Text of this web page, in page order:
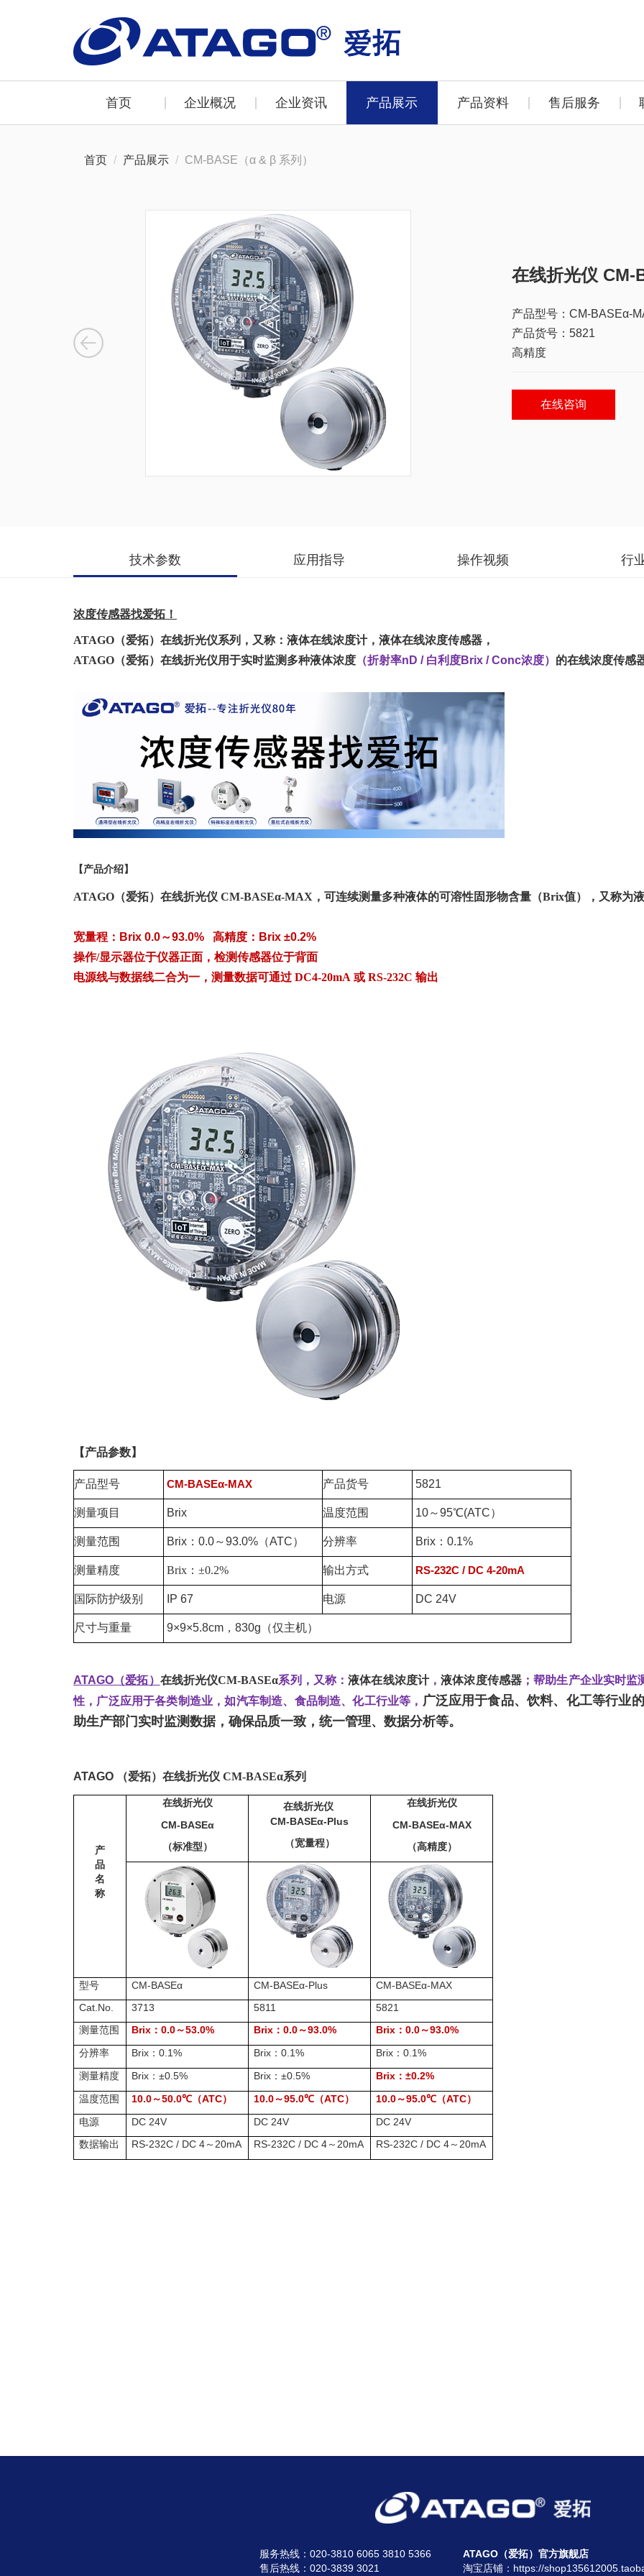
首页 企业概况 企业资讯 产品展示 产品资料 售后服务
首页 产品展示 CM-BASE（α & β 系列）
在线折光仪 CM-
产品型号：CM-BASEα-
产品货号：5821
高精度
在线咨询
技术参数 应用指导 操作视频 行
浓度传感器找爱拓！
ATAGO（爱拓）在线折光仪系列，又称：液体在线浓度计，液体在线浓度传感器，
ATAGO（爱拓）在线折光仪用于实时监测多种液体浓度 （折射率nD / 白利度Brix / Conc浓度） 的在线浓度传感
【产品介绍】
ATAGO（爱拓）在线折光仪 CM-BASEα-MAX，可连续测量多种液体的可溶性固形物含量（Brix值），又称为液
宽量程：Brix 0.0～93.0% 高精度：Brix ±0.2%
操作/显示器位于仪器正面，检测传感器位于背面
电源线与数据线二合为一，测量数据可通过 DC4-20mA 或 RS-232C 输出
【产品参数】
产品型号 CM-BASEα-MAX 产品货号 5821
测量项目 Brix 温度范围 10～95℃(ATC）
测量范围 Brix：0.0～93.0%（ATC） 分辨率 Brix：0.1%
测量精度 Brix：±0.2% 输出方式 RS-232C / DC 4-20mA
国际防护级别 IP 67 电源 DC 24V
尺寸与重量 9×9×5.8cm，830g（仅主机）
ATAGO（爱拓） 在线折光仪CM-BASEα系列，又称：液体在线浓度计，液体浓度传感器 ；帮助生产企业实时
性，广泛应用于各类制造业，如汽车制造、食品制造、化工行业等， 广泛应用于食品、饮料、化工等行业
助生产部门实时监测数据，确保品质一致，统一管理、数据分析等。
ATAGO （爱拓）在线折光仪 CM-BASEα系列
产
品
名
称
在线折光仪
CM-BASEα
（标准型）
在线折光仪
CM-BASEα-Plus
（宽量程）
在线折光仪
CM-BASEα-MAX
（高精度）
型号 CM-BASEα CM-BASEα-Plus
CM-BASEα-MAX
Cat.No.
3713 5811
5821
测量范围
Brix ： 0.0 ～53.0% Brix ： 0.0 ～93.0% Brix ： 0.0 ～93.0%
分辨率
Brix ： 0.1% Brix ： 0.1% Brix ： 0.1%
测量精度
Brix ： ±0.5% Brix ： ±0.5% Brix ： ±0.2%
温度范围
10.0 ～50.0℃ （ATC） 10.0 ～95.0℃ （ATC） 10.0 ～95.0℃ （ATC）
电源
DC 24V DC 24V
DC 24V
数据输出
RS-232C / DC 4 ～ 20mA RS-232C / DC 4 ～ 20mA RS-232C / DC 4 ～ 20mA
服务热线：020-3810 6065 3810 5366
售后热线：020-3839 3021
ATAGO（爱拓）官方旗舰店
淘宝店铺： https://